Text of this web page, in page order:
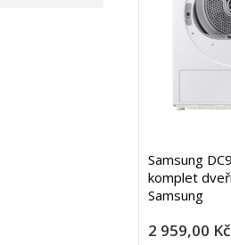
Samsung
komplet
Samsung
2 959,00 Kč